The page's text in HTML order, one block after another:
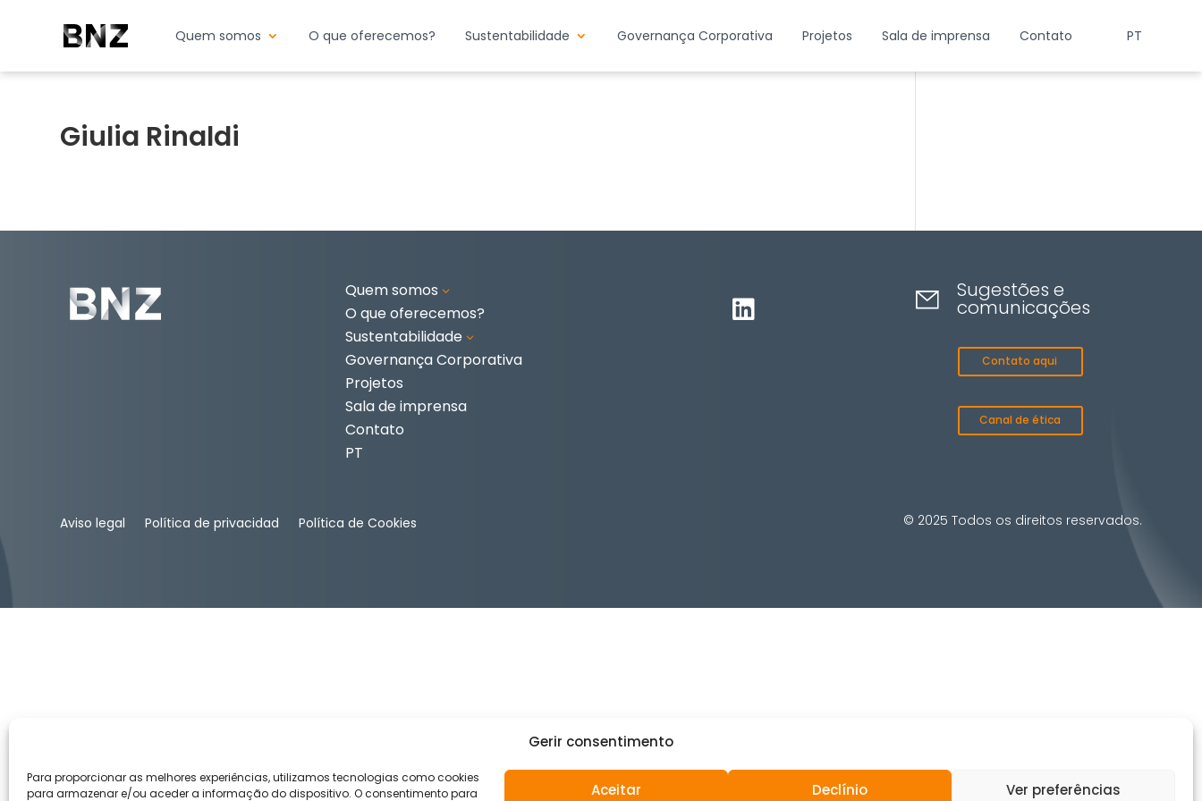
Gerir consentimento
Para proporcionar as melhores experiências, utilizamos tecnologias como cookies
para armazenar e/ou aceder a informação do dispositivo. O consentimento para
Aceitar Declínio Ver preferências
Quem somos O que oferecemos? Sustentabilidade Governança Corporativa Projetos Sala de imprensa Contato PT
Giulia Rinaldi
Quem somos 3
O que oferecemos?
Sustentabilidade 3
Governança Corporativa
Projetos
Sala de imprensa
Contato
PT

Sugestões e
comunicações
Contato aqui
Canal de ética
Aviso legal Política de privacidad Política de Cookies © 2025 Todos os direitos reservados.